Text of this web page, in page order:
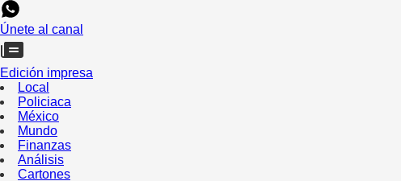
Únete al canal
Edición impresa
Local
Policiaca
México
Mundo
Finanzas
Análisis
Cartones